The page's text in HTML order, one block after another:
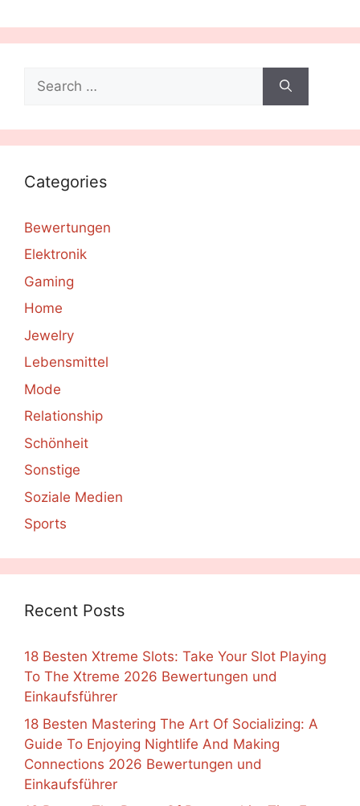
for:
Categories
Bewertungen
Elektronik
Gaming
Home
Jewelry
Lebensmittel
Mode
Relationship
Schönheit
Sonstige
Soziale Medien
Sports
Recent Posts
18 Besten Xtreme Slots: Take Your Slot Playing
To The Xtreme 2026 Bewertungen und
Einkaufsführer
18 Besten Mastering The Art Of Socializing: A
Guide To Enjoying Nightlife And Making
Connections 2026 Bewertungen und
Einkaufsführer